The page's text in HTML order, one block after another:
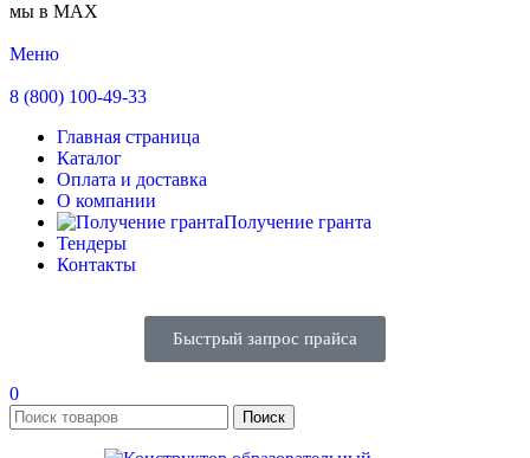
мы в MAX
Меню
8 (800) 100-49-33
Главная страница
Каталог
Оплата и доставка
О компании
Получение гранта
Тендеры
Контакты
Быстрый запрос прайса
0
Поиск